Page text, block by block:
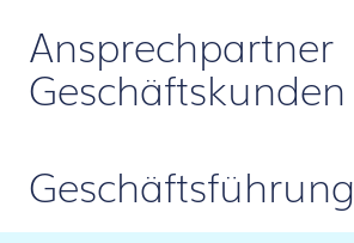
Ansprechpartner
Geschäftskunden
Geschäftsführung